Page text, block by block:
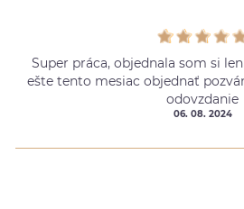
Super práca, objednala som si
ešte tento mesiac objednať
odovzdanie
06. 08. 2024